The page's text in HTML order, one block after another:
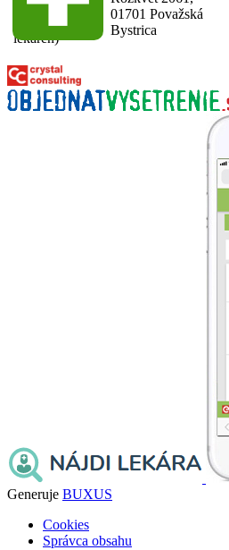
63-52774449-A0001
(Verejná
lekáreň)
01701 Považská
Bystrica
Generuje BUXUS
Cookies
Správca obsahu